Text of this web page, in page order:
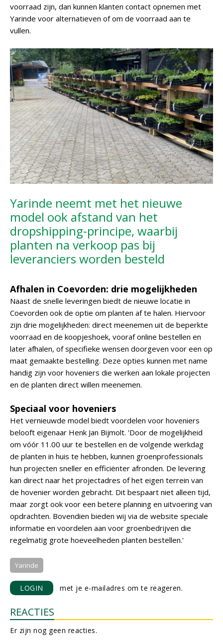
voorraad zijn, dan kunnen klanten contact opnemen met
Yarinde voor alternatieven of om de voorraad aan te
vullen.
Yarinde neemt met het nieuwe
model ook afstand van het
dropshipping-principe, waarbij
planten na verkoop pas bij
leveranciers worden besteld
Afhalen in Coevorden: drie mogelijkheden
Naast de snelle leveringen biedt de nieuwe locatie in
Coevorden ook de optie om planten af te halen. Hiervoor
zijn drie mogelijkheden: direct meenemen uit de beperkte
voorraad en de koopjeshoek, vooraf online bestellen en
later afhalen, of specifieke wensen doorgeven voor een op
maat gemaakte bestelling. Deze opties kunnen met name
handig zijn voor hoveniers die werken aan lokale projecten
en de planten direct willen meenemen.
Speciaal voor hoveniers
Het vernieuwde model biedt voordelen voor hoveniers
belooft eigenaar Henk Jan Bijmolt. 'Door de mogelijkheid
om vóór 11.00 uur te bestellen en de volgende werkdag
de planten in huis te hebben, kunnen groenprofessionals
hun projecten sneller en efficiënter afronden. De levering
kan direct naar het projectadres of het eigen terrein van
de hovenier worden gebracht. Dit bespaart niet alleen tijd,
maar zorgt ook voor een betere planning en uitvoering van
opdrachten. Bovendien bieden wij via de website speciale
informatie en voordelen aan voor groenbedrijven die
regelmatig grote hoeveelheden planten bestellen.'
Yarinde
LOGIN met je e-mailadres om te reageren.
REACTIES
Er zijn nog geen reacties.